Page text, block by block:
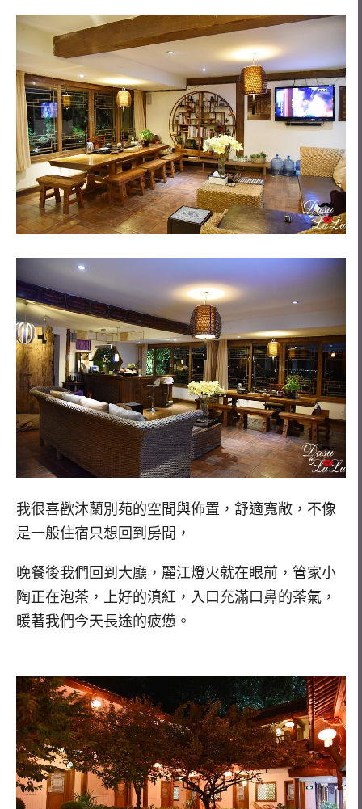
我很喜歡沐蘭別苑的空間與佈置，舒適寬敞，不像
是一般住宿只想回到房間，
晚餐後我們回到大廳，麗江燈火就在眼前，管家小
陶正在泡茶，上好的滇紅，入口充滿口鼻的茶氣，
暖著我們今天長途的疲憊。